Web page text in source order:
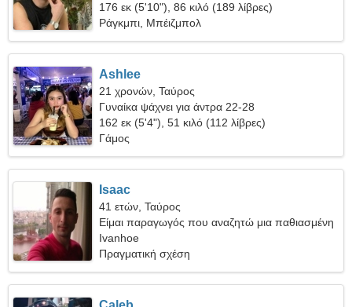
176 εκ (5'10"), 86 κιλό (189 λίβρες)
Ράγκμπι, Μπέιζμπολ
Ashlee
21 χρονών, Ταύρος
Γυναίκα ψάχνει για άντρα 22-28
162 εκ (5'4"), 51 κιλό (112 λίβρες)
Γάμος
Isaac
41 ετών, Ταύρος
Είμαι παραγωγός που αναζητώ μια παθιασμένη
γυναίκα
Ivanhoe
Πραγματική σχέση